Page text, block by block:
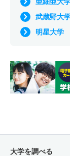
武蔵野大
明星大学
大学を調べる